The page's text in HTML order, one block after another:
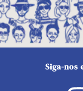
Siga-nos